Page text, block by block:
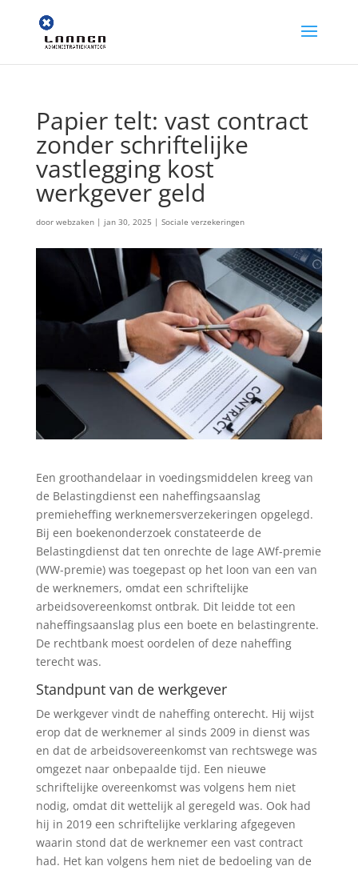
Papier telt: vast contract
zonder schriftelijke
vastlegging kost
werkgever geld
door webzaken| jan 30, 2025 | Sociale verzekeringen
Een groothandelaar in voedingsmiddelen kreeg van
de Belastingdienst een naheffingsaanslag
premieheffing werknemersverzekeringen opgelegd.
Bij een boekenonderzoek constateerde de
Belastingdienst dat ten onrechte de lage AWf-premie
(WW-premie) was toegepast op het loon van een van
de werknemers, omdat een schriftelijke
arbeidsovereenkomst ontbrak. Dit leidde tot een
naheffingsaanslag plus een boete en belastingrente.
De rechtbank moest oordelen of deze naheffing
terecht was.
Standpunt van de werkgever
De werkgever vindt de naheffing onterecht. Hij wijst
erop dat de werknemer al sinds 2009 in dienst was
en dat de arbeidsovereenkomst van rechtswege was
omgezet naar onbepaalde tijd. Een nieuwe
schriftelijke overeenkomst was volgens hem niet
nodig, omdat dit wettelijk al geregeld was. Ook had
hij in 2019 een schriftelijke verklaring afgegeven
waarin stond dat de werknemer een vast contract
had. Het kan volgens hem niet de bedoeling van de